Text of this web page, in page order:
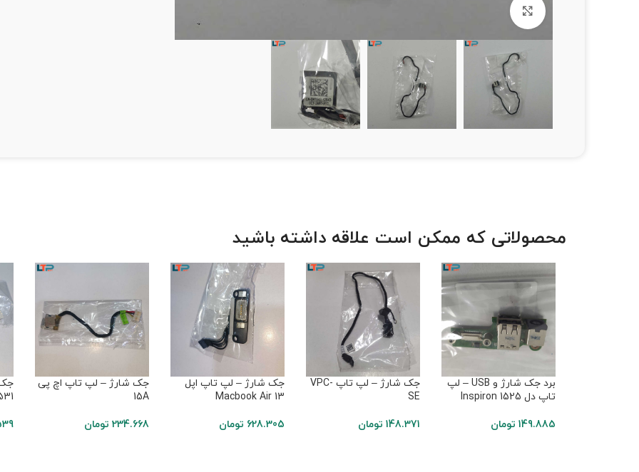
محصولاتی که ممکن است علاقه داشته باشید
برد جک شارژ و USB – لپ
تاپ دل Inspiron 1525
149.885 تومان
جک شارژ – لپ تاپ VPC-
SE
148.371 تومان
جک شارژ – لپ تاپ اپل
Macbook Air 13
628.305 تومان
جک شارژ – لپ تاپ اچ پی
15A
234.668 تومان
جک